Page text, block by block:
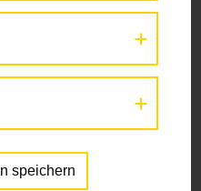
Ihr Feedback.
speichern